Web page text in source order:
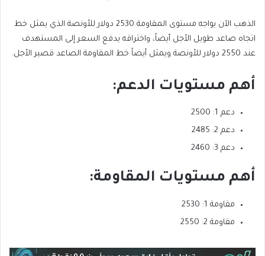
الذهب الآن يواجه مستوى المقاومة 2530 دولار للأونصة الذي يمثل خط
اتجاه صاعد طويل الأجل أيضاً، واختراقه يدفع السعر إلى المستهدف
عند 2550 دولار للأونصة ويمثل أيضاً خط المقاومة الصاعد قصير الأجل.
أهم مستويات الدعم:
دعم 1: 2500
دعم 2: 2485
دعم 3: 2460
أهم مستويات المقاومة:
مقاومة 1: 2530
مقاومة 2: 2550